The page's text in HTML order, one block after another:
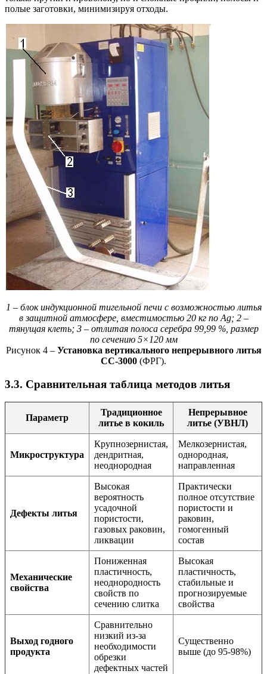
полые заготовки, минимизируя отходы.
1 – блок индукционной тигельной печи с возможностью литья
в защитной атмосфере, вместимостью 20 кг по Ag; 2 –
тянущая клеть; 3 – отлитая полоса серебра 99,99 %, размер
по сечению 5×120 мм
Рисунок 4 – Установка вертикального непрерывного литья
СС-3000 (ФРГ).
3.3. Сравнительная таблица методов литья
Параметр
Традиционное
литье в кокиль
Непрерывное
литье (УВНЛ)
Микроструктура
Крупнозернистая,
дендритная,
неоднородная
Мелкозернистая,
однородная,
направленная
Дефекты литья
Высокая
вероятность
усадочной
пористости,
газовых раковин,
ликвации
Практически
полное отсутствие
пористости и
раковин,
гомогенный
состав
Механические
свойства
Пониженная
пластичность,
неоднородность
свойств по
сечению слитка
Высокая
пластичность,
стабильные и
прогнозируемые
свойства
Выход годного
продукта
Сравнительно
низкий из-за
необходимости
обрезки
дефектных частей
Существенно
выше (до 95-98%)